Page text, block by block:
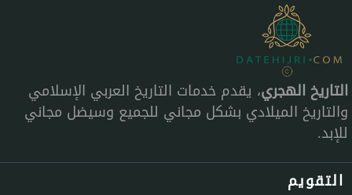
التاريخ الهجري، يقدم خدمات التاريخ العربي الإسلامي
والتاريخ الميلادي بشكل مجاني للجميع وسيضل مجاني
للإبد.
التقويم